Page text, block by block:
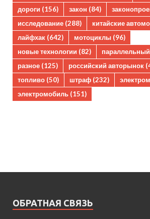
дороги (156) закон (84)
исследование (288) китайские
лайфхак (642) мотоциклы (96)
новые технологии (82)
разное (125) российский авторынок
топливо (50) штраф (232)
электромобиль (151)
ОБРАТНАЯ СВЯЗЬ